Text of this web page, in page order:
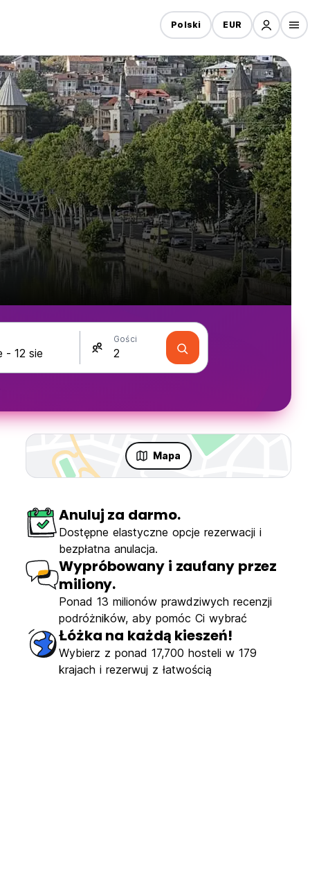
Polski EUR
Gości
Mapa
Anuluj za darmo.
Dostępne elastyczne opcje rezerwacji i
bezpłatna anulacja.
Wypróbowany i zaufany przez
miliony.
Ponad 13 milionów prawdziwych recenzji
podróżników, aby pomóc Ci wybrać
Łóżka na każdą kieszeń!
Wybierz z ponad 17,700 hosteli w 179
krajach i rezerwuj z łatwością